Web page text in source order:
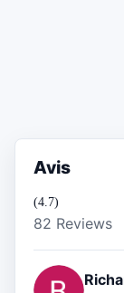
Avis
(4.7)
82 Reviews